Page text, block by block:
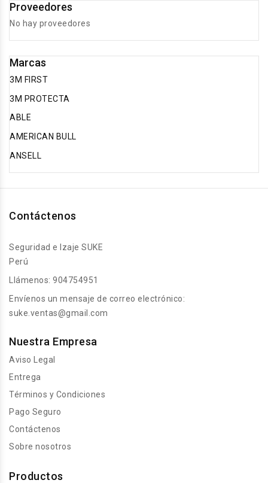
Proveedores
No hay proveedores
Marcas
3M FIRST
3M PROTECTA
ABLE
AMERICAN BULL
ANSELL
Contáctenos
Seguridad e Izaje SUKE
Perú
Llámenos: 904754951
Envíenos un mensaje de correo electrónico:
suke.ventas@gmail.com
Nuestra Empresa
Aviso Legal
Entrega
Términos y Condiciones
Pago Seguro
Contáctenos
Sobre nosotros
Productos